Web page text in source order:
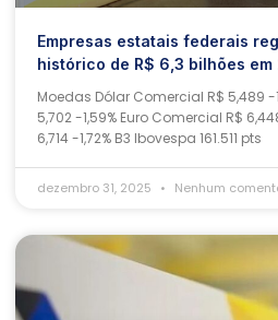
Empresas estatais federais
histórico de R$ 6,3 bilhões em
Moedas Dólar Comercial R$ 5,489 -
5,702 -1,59% Euro Comercial R$
6,714 -1,72% B3 Ibovespa 161.511 pts
dezembro 31, 2025 Nenhum